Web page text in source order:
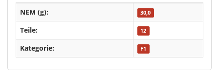
NEM (g): 30,0
Teile: 12
Kategorie: F1